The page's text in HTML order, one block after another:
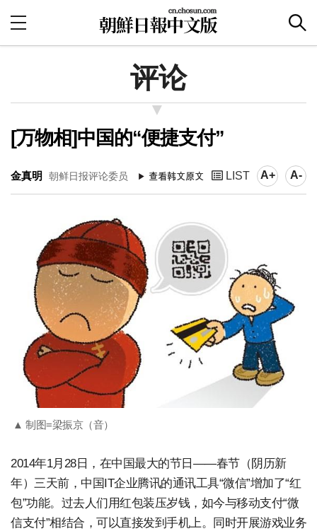
评论
[万物相]中国的“便捷支付”
金真明 朝鲜日报评论委员 LIST A+ A-
▲ 制图=梁振京（音）
2014年1月28日，在中国最大的节日——春节（阴历新
年）三天前，中国IT企业腾讯的通讯工具“微信”增加了“红
包”功能。过去人们用红包装压岁钱，如今与移动支付“微
信支付”相结合，可以直接发到手机上。同时开展游戏业务